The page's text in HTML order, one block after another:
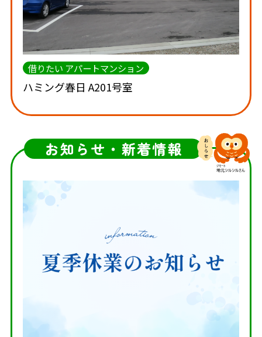
借りたい アパートマンション
ハミング春日 A201号室